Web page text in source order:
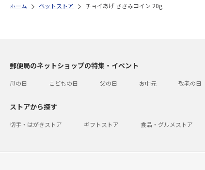
ホーム ペットストア チョイあげ ささみコイン 20g
郵便局のネットショップの特集・イベント
母の日 こどもの日 父の日 お中元 敬老の日
ストアから探す
切手・はがきストア ギフトストア 食品・グルメストア